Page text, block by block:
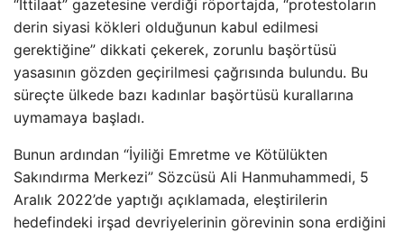
“İttilaat” gazetesine verdiği röportajda, “protestoların
derin siyasi kökleri olduğunun kabul edilmesi
gerektiğine” dikkati çekerek, zorunlu başörtüsü
yasasının gözden geçirilmesi çağrısında bulundu. Bu
süreçte ülkede bazı kadınlar başörtüsü kurallarına
uymamaya başladı.
Bunun ardından “İyiliği Emretme ve Kötülükten
Sakındırma Merkezi” Sözcüsü Ali Hanmuhammedi, 5
Aralık 2022’de yaptığı açıklamada, eleştirilerin
hedefindeki irşad devriyelerinin görevinin sona erdiğini